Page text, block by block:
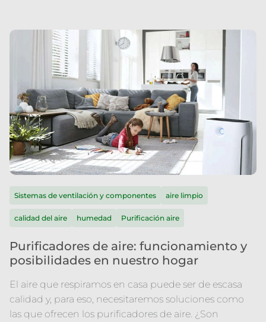
Sistemas de ventilación y componentes aire limpio
calidad del aire humedad Purificación aire
Purificadores de aire: funcionamiento y
posibilidades en nuestro hogar
El aire que respiramos en casa puede ser de escasa
calidad y, para eso, necesitaremos soluciones como
las que ofrecen los purificadores de aire. ¿Son